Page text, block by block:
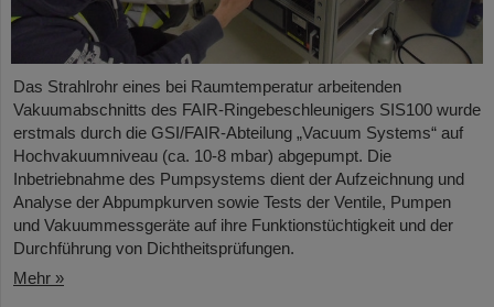
Das Strahlrohr eines bei Raumtemperatur arbeitenden
Vakuumabschnitts des FAIR-Ringebeschleunigers SIS100 wurde
erstmals durch die GSI/FAIR-Abteilung „Vacuum Systems“ auf
Hochvakuumniveau (ca. 10-8 mbar) abgepumpt. Die
Inbetriebnahme des Pumpsystems dient der Aufzeichnung und
Analyse der Abpumpkurven sowie Tests der Ventile, Pumpen
und Vakuummessgeräte auf ihre Funktionstüchtigkeit und der
Durchführung von Dichtheitsprüfungen.
Mehr »